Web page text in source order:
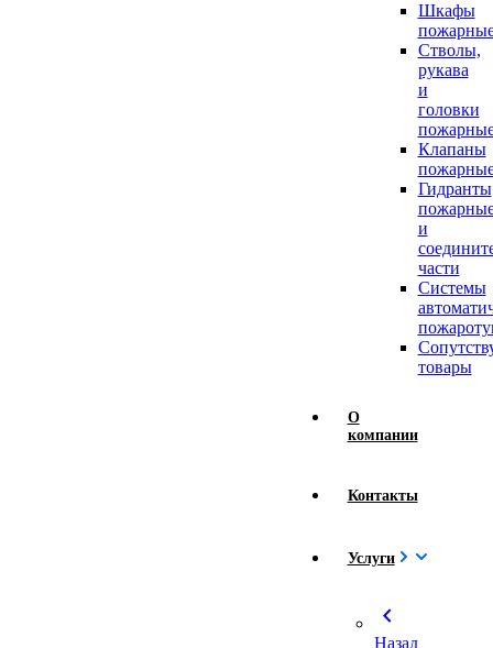
Шкафы
Стволы,
рукава
и
головки
Клапаны
Гидранты
и
части
Системы
товары
О
компании
Контакты
Услуги
chevron_left
Назад